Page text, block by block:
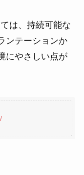
は、持続可能な
ンテーションか
にやさしい点が